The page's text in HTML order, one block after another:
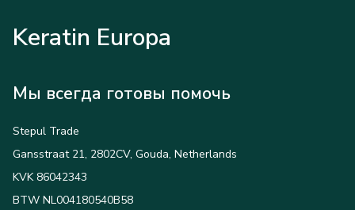
Keratin Europa
Мы всегда готовы помочь
Stepul Trade
Gansstraat 21, 2802CV, Gouda, Netherlands
KVK 86042343
BTW NL004180540B58